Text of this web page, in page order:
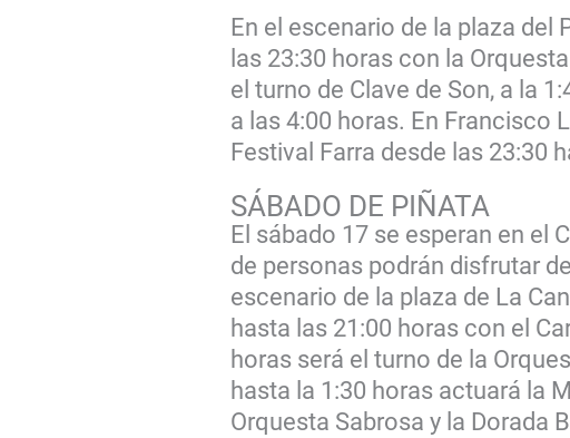
En el escenario de la plaza del
las 23:30 horas con la
el turno de Clave de Son, a la
a las 4:00 horas. En Francisco
Festival Farra desde las 23:30
SÁBADO DE PIÑATA
El sábado 17 se esperan en el
de personas podrán disfrutar
escenario de la plaza de La
hasta las 21:00 horas con el
horas será el turno de la
hasta la 1:30 horas actuará la
Orquesta Sabrosa y la Dorada